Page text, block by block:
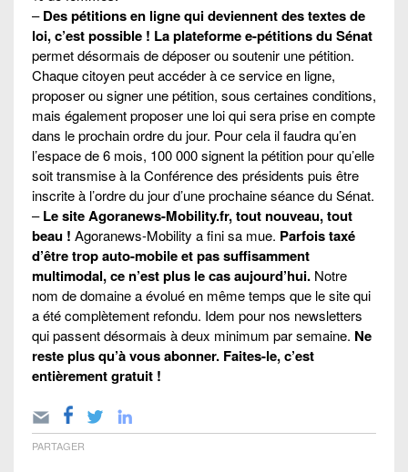
–Des pétitions en ligne qui deviennent des textes de
loi, c’est possible ! La plateforme e-pétitions du Sénat
permet désormais de déposer ou soutenir une pétition.
Chaque citoyen peut accéder à ce service en ligne,
proposer ou signer une pétition, sous certaines conditions,
mais également proposer une loi qui sera prise en compte
dans le prochain ordre du jour. Pour cela il faudra qu’en
l’espace de 6 mois, 100 000 signent la pétition pour qu’elle
soit transmise à la Conférence des présidents puis être
inscrite à l’ordre du jour d’une prochaine séance du Sénat.
–Le site Agoranews-Mobility.fr, tout nouveau, tout
beau ! Agoranews-Mobility a fini sa mue. Parfois taxé
d’être trop auto-mobile et pas suffisamment
multimodal, ce n’est plus le cas aujourd’hui. Notre
nom de domaine a évolué en même temps que le site qui
a été complètement refondu. Idem pour nos newsletters
qui passent désormais à deux minimum par semaine. Ne
reste plus qu’à vous abonner. Faites-le, c’est
entièrement gratuit !
PARTAGER